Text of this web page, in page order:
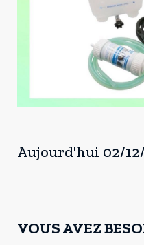
Aujourd'hui 02/12/
VOUS AVEZ